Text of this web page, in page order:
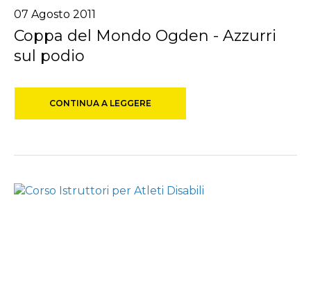
07 Agosto 2011
Coppa del Mondo Ogden - Azzurri
sul podio
CONTINUA A LEGGERE